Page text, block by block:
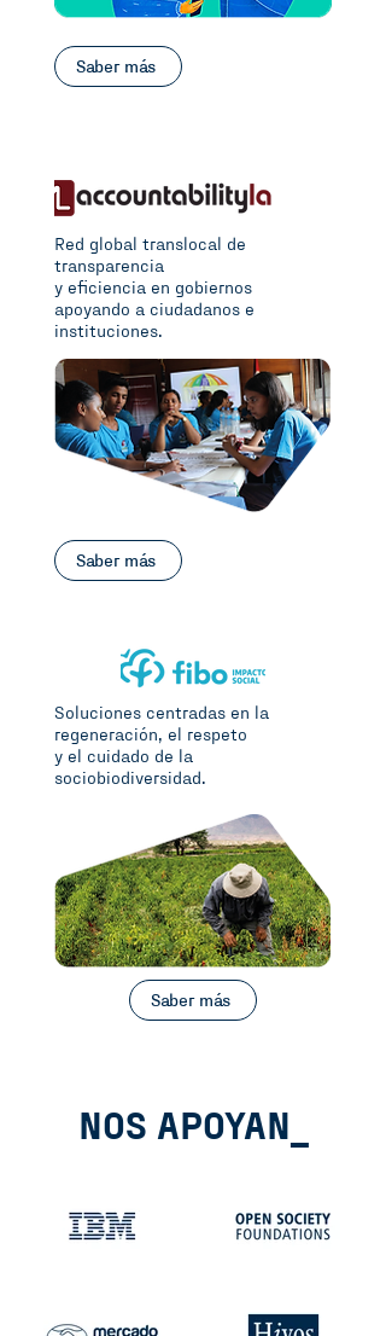
Saber más
Red global translocal de
transparencia
y eficiencia en gobiernos
apoyando a ciudadanos e
instituciones.
Saber más
Soluciones centradas en la
regeneración, el respeto
y el cuidado de la
sociobiodiversidad.
Saber más
NOS APOYAN_